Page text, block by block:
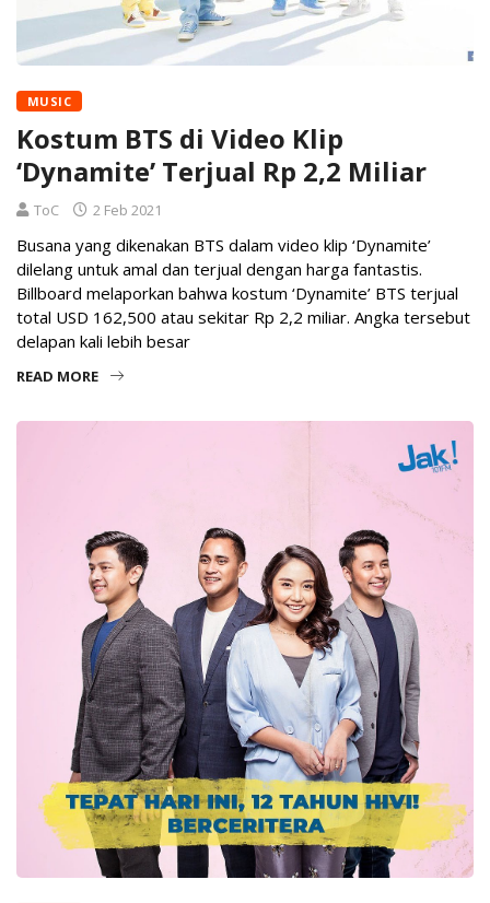
MUSIC
Kostum BTS di Video Klip
‘Dynamite’ Terjual Rp 2,2 Miliar
ToC 2 Feb 2021
Busana yang dikenakan BTS dalam video klip ‘Dynamite’
dilelang untuk amal dan terjual dengan harga fantastis.
Billboard melaporkan bahwa kostum ‘Dynamite’ BTS terjual
total USD 162,500 atau sekitar Rp 2,2 miliar. Angka tersebut
delapan kali lebih besar
READ MORE